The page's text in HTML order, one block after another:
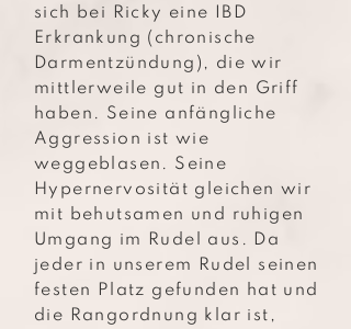
sich bei Ricky eine IBD
Erkrankung (chronische
Darmentzündung), die wir
mittlerweile gut in den Griff
haben. Seine anfängliche
Aggression ist wie
weggeblasen. Seine
Hypernervosität gleichen wir
mit behutsamen und ruhigen
Umgang im Rudel aus. Da
jeder in unserem Rudel seinen
festen Platz gefunden hat und
die Rangordnung klar ist,